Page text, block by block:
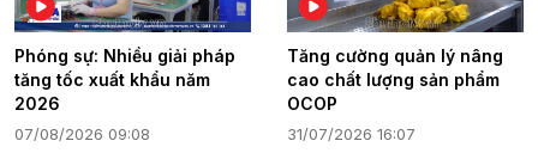
Phóng sự: Nhiều giải pháp
tăng tốc xuất khẩu năm
2026
07/08/2026 09:08
Tăng cường quản lý nâng
cao chất lượng sản phẩm
OCOP
31/07/2026 16:07